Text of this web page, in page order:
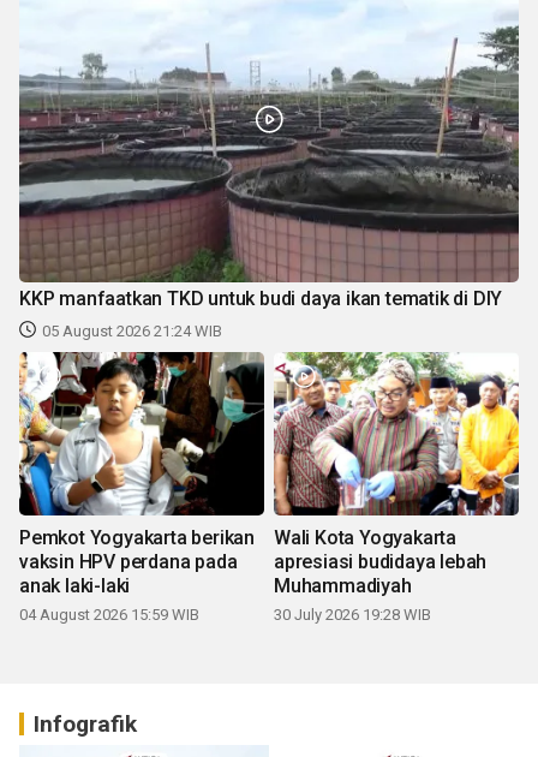
KKP manfaatkan TKD untuk budi daya ikan tematik di DIY
05 August 2026 21:24 WIB
Pemkot Yogyakarta berikan
vaksin HPV perdana pada
anak laki-laki
04 August 2026 15:59 WIB
Wali Kota Yogyakarta
apresiasi budidaya lebah
Muhammadiyah
30 July 2026 19:28 WIB
Infografik